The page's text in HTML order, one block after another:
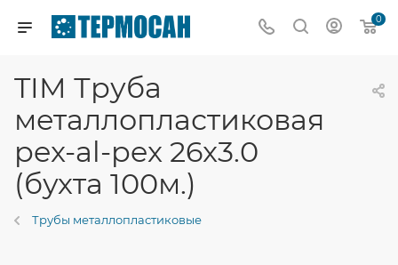
0
TIM Труба
металлопластиковая
pex-al-pex 26x3.0
(бухта 100м.)
Трубы металлопластиковые